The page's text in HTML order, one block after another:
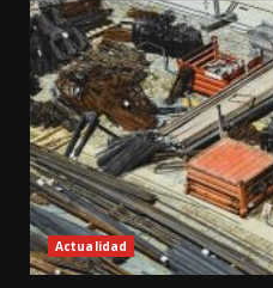
Actualidad